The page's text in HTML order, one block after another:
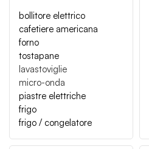
bollitore elettrico
cafetiere americana
forno
tostapane
lavastoviglie
micro-onda
piastre elettriche
frigo
frigo / congelatore